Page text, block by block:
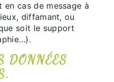
en cas de message à
diffamant, ou
soit le support
DONNÉES